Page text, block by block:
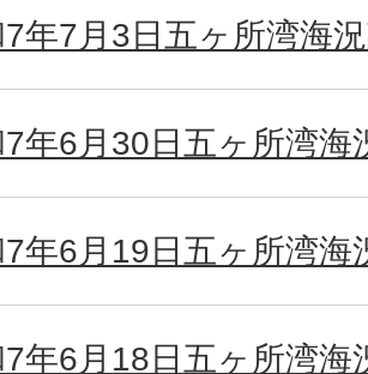
年7月3日五ヶ所湾海
年6月30日五ヶ所湾海
年6月19日五ヶ所湾海
年6月18日五ヶ所湾海